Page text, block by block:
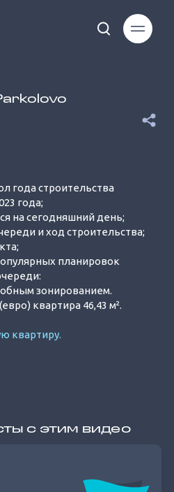
Unmute
года строительства
года;
на сегодняшний день;
и ход строительства;
планировок
зонированием.
квартира 46,43 м².
квартиру.
с этим видео